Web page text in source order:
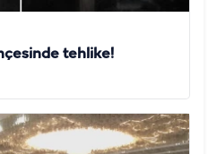
tehlike!